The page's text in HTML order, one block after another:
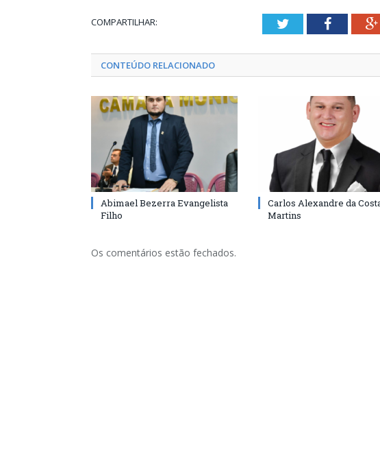
COMPARTILHAR: TwitterFacebook
CONTEÚDO RELACIONADO
Abimael Bezerra Evangelista
Filho
Carlos Alexandre da
Martins
Os comentários estão fechados.